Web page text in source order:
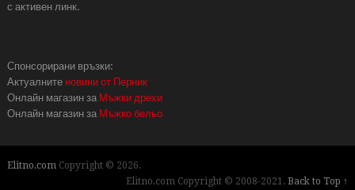
с активен линк.
Спонсорирани връзки:
Актуалните новини от Перник
Онлайн магазин за Мъжки дрехи
Онлайн магазин за Мъжко бельо
Elitno.comCopyright © 2026.
Elitno.com Copyright © 2008-2021.Back to Top ↑